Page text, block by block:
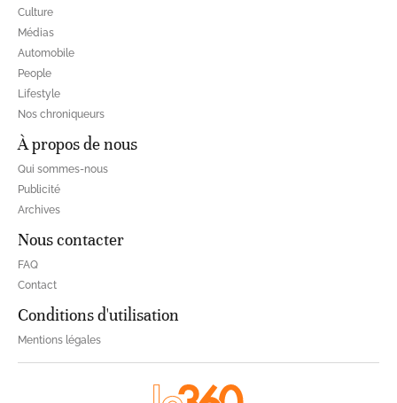
Culture
Médias
Automobile
People
Lifestyle
Nos chroniqueurs
À propos de nous
Qui sommes-nous
Publicité
Archives
Nous contacter
FAQ
Contact
Conditions d'utilisation
Mentions légales